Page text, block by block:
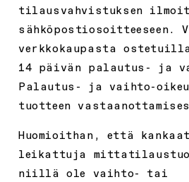
tilausvahvistuksen
sähköpostiosoitteeseen.
verkkokaupasta
14 päivän palautus- ja
Palautus- ja vaihto-
tuotteen
Huomioithan, että
leikattuja
niillä ole vaihto- tai